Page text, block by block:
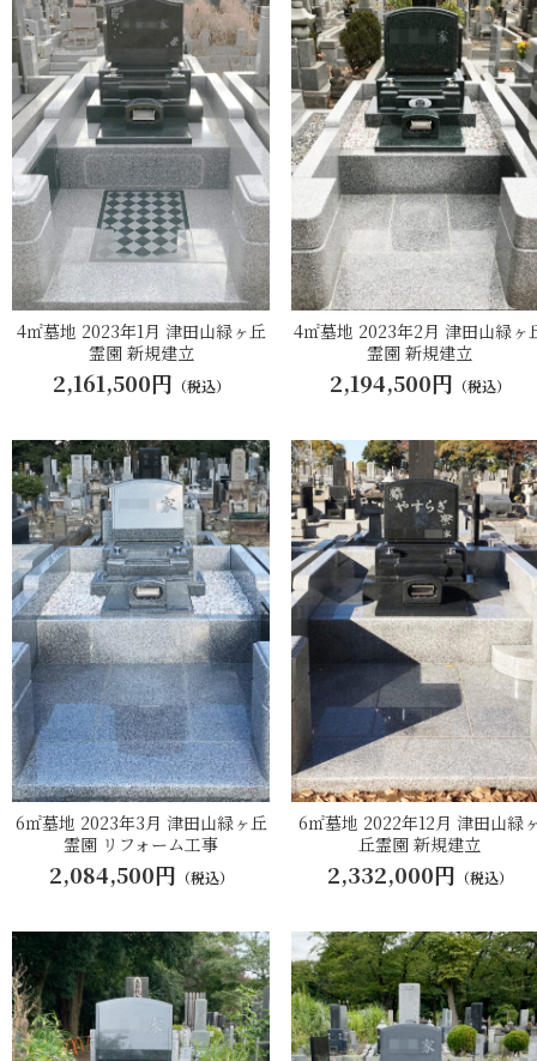
4㎡墓地 2023年1月 津田山緑ヶ丘
霊園 新規建立
2,161,500円 （税込）
4㎡墓地 2023年2月 津田山緑ヶ
霊園 新規建立
2,194,500円 （税込）
6㎡墓地 2023年3月 津田山緑ヶ丘
霊園 リフォーム工事
2,084,500円 （税込）
6㎡墓地 2022年12月 津田山緑
丘霊園 新規建立
2,332,000円 （税込）